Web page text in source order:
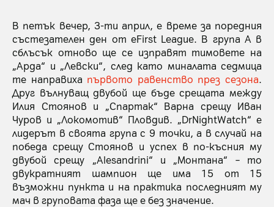
В петък вечер, 3-ти април, е време за поредния
състезателен ден от eFirst League. В група А в
сблъсък отново ще се изправят тимовете на
„Арда“ и „Левски“, след като миналата седмица
те направиха първото равенство през сезона.
Друг вълнуващ двубой ще бъде срещата между
Илия Стоянов и „Спартак“ Варна срещу Иван
Чуров и „Локомотив“ Пловдив. „DrNightWatch“ е
лидерът в своята група с 9 точки, а в случай на
победа срещу Стоянов и успех в по-късния му
двубой срещу „Alesandrini“ и „Монтана“ – то
двукратният шампион ще има 15 от 15
възможни пункта и на практика последният му
мач в груповата фаза ще е без значение.